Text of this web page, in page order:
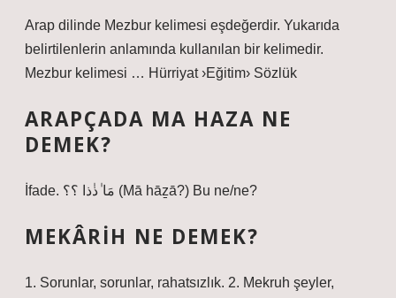
Arap dilinde Mezbur kelimesi eşdeğerdir. Yukarıda
belirtilenlerin anlamında kullanılan bir kelimedir.
Mezbur kelimesi … Hürriyat ›Eğitim› Sözlük
ARAPÇADA MA HAZA NE
DEMEK?
İfade. مَا ٰذٰذا ؟؟ (Mā hāẕā?) Bu ne/ne?
MEKÂRIH NE DEMEK?
1. Sorunlar, sorunlar, rahatsızlık. 2. Mekruh şeyler,